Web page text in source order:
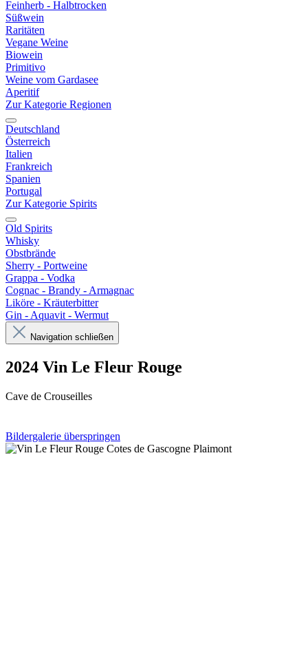
Feinherb - Halbtrocken
Süßwein
Raritäten
Vegane Weine
Biowein
Primitivo
Weine vom Gardasee
Aperitif
Zur Kategorie Regionen
Deutschland
Österreich
Italien
Frankreich
Spanien
Portugal
Zur Kategorie Spirits
Old Spirits
Whisky
Obstbrände
Sherry - Portweine
Grappa - Vodka
Cognac - Brandy - Armagnac
Liköre - Kräuterbitter
Gin - Aquavit - Wermut
Navigation schließen
2024 Vin Le Fleur Rouge
Cave de Crouseilles
Bildergalerie überspringen